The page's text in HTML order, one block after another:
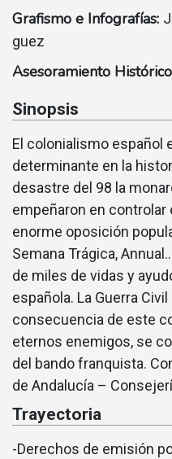
Grafismo e Infografías:
guez
Asesoramiento
Sinopsis
El colonialismo español
determinante en la
desastre del 98 la
empeñaron en controlar
enorme oposición
Semana Trágica,
de miles de vidas y
española. La Guerra
consecuencia de este
eternos enemigos, se
del bando franquista.
de Andalucí­a –
Trayectoria
-Derechos de emisión